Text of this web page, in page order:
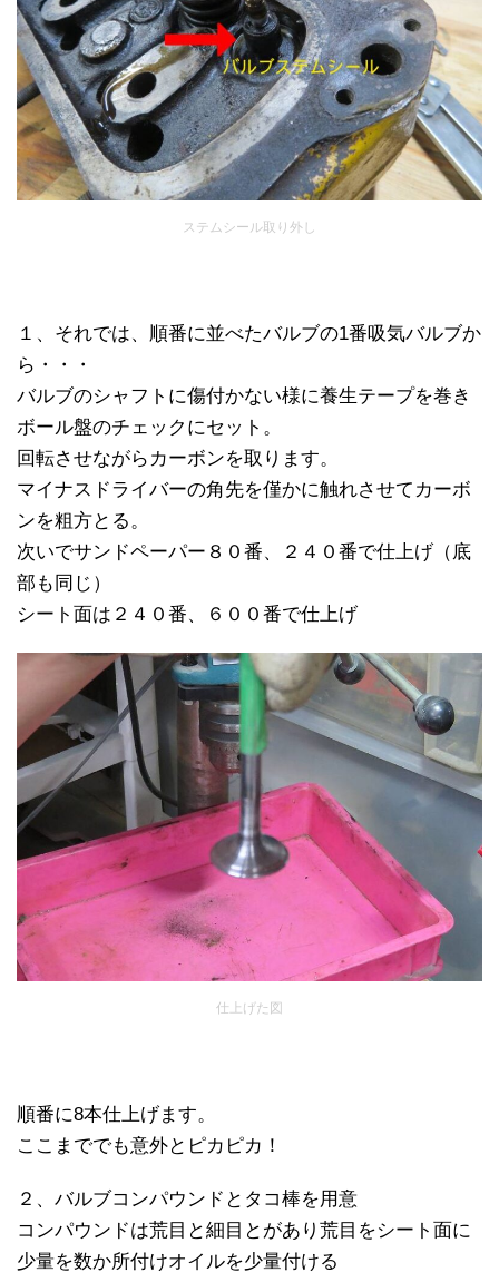
ステムシール取り外し
１、それでは、順番に並べたバルブの1番吸気バルブか
ら・・・
バルブのシャフトに傷付かない様に養生テープを巻き
ボール盤のチェックにセット。
回転させながらカーボンを取ります。
マイナスドライバーの角先を僅かに触れさせてカーボ
ンを粗方とる。
次いでサンドペーパー８０番、２４０番で仕上げ（底
部も同じ）
シート面は２４０番、６００番で仕上げ
仕上げた図
順番に8本仕上げます。
ここまででも意外とピカピカ！
２、バルブコンパウンドとタコ棒を用意
コンパウンドは荒目と細目とがあり荒目をシート面に
少量を数か所付けオイルを少量付ける